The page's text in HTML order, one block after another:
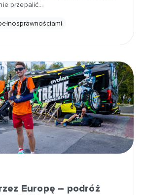
przepalić…
Europę – podróż